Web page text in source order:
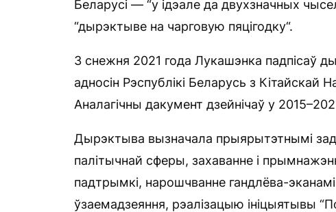
Беларусі — “у ідэале да двухзначных
“дырэктыве на чарговую пяцігодку“.
3 снежня 2021 года Лукашэнка падпісаў
адносін Рэспублікі Беларусь з Кітайскай
Аналагічны дакумент дзейнічаў у
Дырэктыва вызначала прыярытэтнымі
палітычнай сферы, захаванне і
падтрымкі, нарошчванне гандлёва-
ўзаемадзеяння, рэалізацыю ініцыятывы